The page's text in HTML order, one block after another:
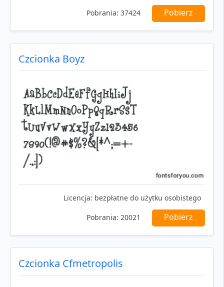
Pobrania: 37424 Pobierz
Czcionka Boyz
Licencja: bezpłatne do użytku osobistego
Pobrania: 20021 Pobierz
Czcionka Cfmetropolis